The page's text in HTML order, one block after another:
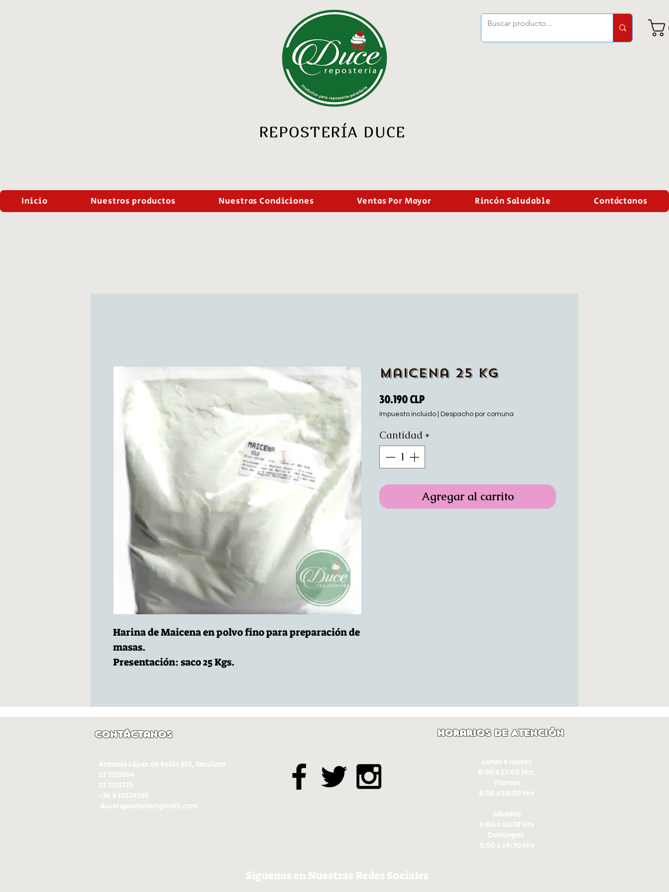
REPOSTERÍA DUCE
Inicio Nuestros productos Nuestras Condiciones Ventas Por Mayor Rincón Saludable Contáctanos
Harina de Maicena en polvo fino para preparación de
masas.
Presentación: saco 25 Kgs.
Maicena 25 Kg
30.190 CLPPrecio
Impuesto incluido Despacho por comuna
Cantidad *
Agregar al carrito
Contáctanos
Antonia López de Bello 653, Recoleta
22 7355054
22 7375725
+56 9 75224598
ducereposteria@gmail.com
Horarios de Atención
Lunes a Jueves
8:00 a 17:00 Hrs.
Viernes
8:00 a 16:00 Hrs​
Sábados
9:00 a 16:30 Hrs
Domingos
9:00 a 14:30 Hrs
Siguenos en Nuestras Redes Sociales